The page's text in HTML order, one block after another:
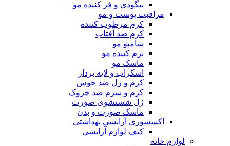
بیگودی و فر کننده مو
مراقبت پوست و مو
کرم مرطوب کننده
کرم ضد آفتاب
شامپو مو
نرم کننده مو
ماسک مو
اسکراب و لایه بردار
کرم و ژل ضد جوش
کرم و سرم ضد چروک
ژل شستشوی صورت
ماسک صورت و بدن
اکسسوری آرایشی بهداشتی
کیف لوازم آرایشی
لوازم خانه